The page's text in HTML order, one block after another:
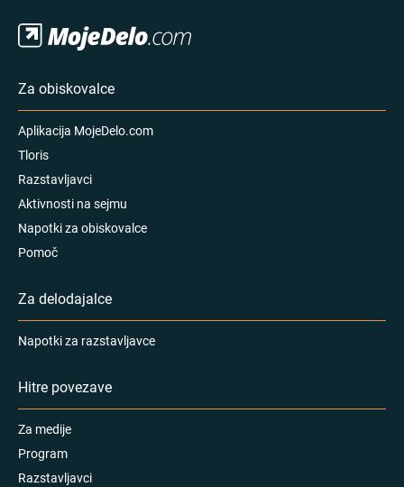
Za obiskovalce
Aplikacija MojeDelo.com
Tloris
Razstavljavci
Aktivnosti na sejmu
Napotki za obiskovalce
Pomoč
Za delodajalce
Napotki za razstavljavce
Hitre povezave
Za medije
Program
Razstavljavci